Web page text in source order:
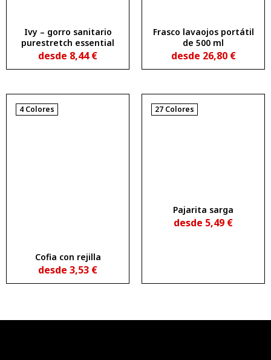
Ivy – gorro sanitario
purestretch essential
desde 8,44€
Frasco lavaojos portátil
de 500 ml
desde 26,80 €
4 Colores
Cofia con rejilla
desde 3,53 €
27 Colores
Pajarita sarga
desde 5,49 €